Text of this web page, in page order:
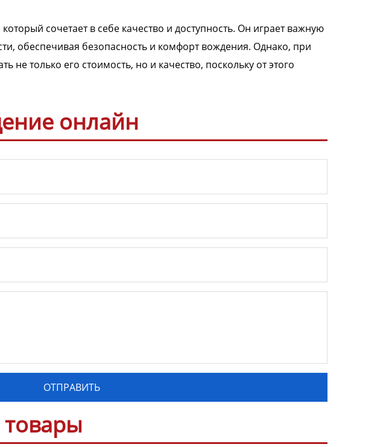
сочетает в себе качество и доступность. Он играет важную
обеспечивая безопасность и комфорт вождения. Однако, при
не только его стоимость, но и качество, поскольку от этого
онлайн